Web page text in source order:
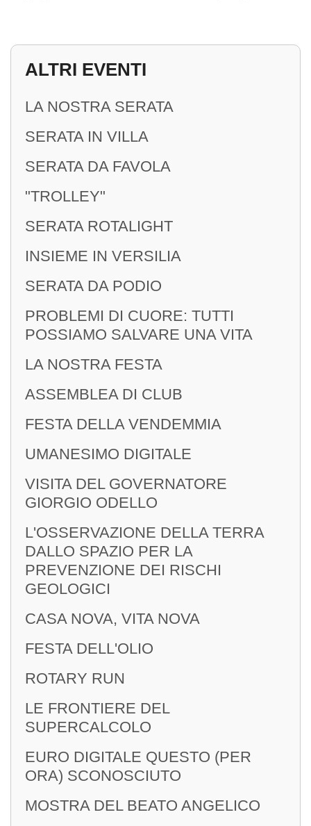
CONTATTI
Segreteria Di Club
LETTERE DEL
GOVERNATORE
ALTRI EVENTI
LA NOSTRA SERATA
SERATA IN VILLA
SERATA DA FAVOLA
"TROLLEY"
SERATA ROTALIGHT
INSIEME IN VERSILIA
SERATA DA PODIO
PROBLEMI DI CUORE: TUTTI
POSSIAMO SALVARE UNA VITA
LA NOSTRA FESTA
ASSEMBLEA DI CLUB
FESTA DELLA VENDEMMIA
UMANESIMO DIGITALE
VISITA DEL GOVERNATORE
GIORGIO ODELLO
L'OSSERVAZIONE DELLA TERRA
DALLO SPAZIO PER LA
PREVENZIONE DEI RISCHI
GEOLOGICI
CASA NOVA, VITA NOVA
FESTA DELL'OLIO
ROTARY RUN
LE FRONTIERE DEL
SUPERCALCOLO
EURO DIGITALE QUESTO (PER
ORA) SCONOSCIUTO
MOSTRA DEL BEATO ANGELICO